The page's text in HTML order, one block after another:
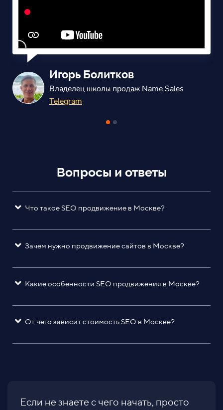
Александр Балаш
Владелец маркетингового агенства
ВКонтакте
Вопросы и ответы
Что такое SEO продвижение в Москве?
Зачем нужно продвижение сайтов в Москве?
Какие особенности SEO продвижения в Москве?
От чего зависит стоимость SEO в Москве?
Если не знаете с чего начать, просто